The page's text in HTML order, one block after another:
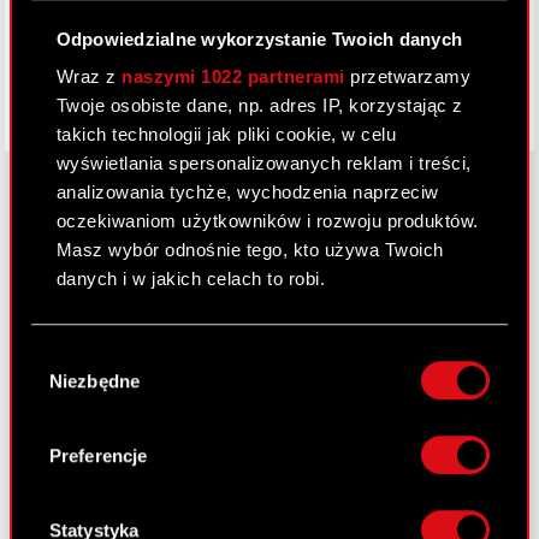
Odpowiedzialne wykorzystanie Twoich danych
Wraz z naszymi 1022 partnerami przetwarzamy
Twoje osobiste dane, np. adres IP, korzystając z
takich technologii jak pliki cookie, w celu
wyświetlania spersonalizowanych reklam i treści,
analizowania tychże, wychodzenia naprzeciw
oczekiwaniom użytkowników i rozwoju produktów.
Masz wybór odnośnie tego, kto używa Twoich
danych i w jakich celach to robi.
lokalizacji geograficznej z dokładnością nawet
Identyfikować Twoje urządzenie, aktywnie
analizując charakteryzującego je zbiory
palca)
zgody
Niezbędne
Preferencje
Statystyka
O CD PROJEKT
Grupa Kapitałowa
Inwestorzy
Kariera